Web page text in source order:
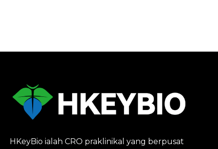
HKeyBio ialah CRO praklinikal yang berpusat